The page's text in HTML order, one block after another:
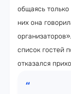
общаясь
них она
список гостей
отказался